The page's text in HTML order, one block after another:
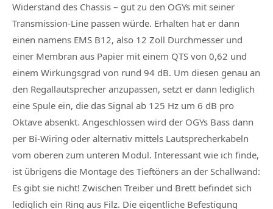
Widerstand des Chassis – gut zu den OGYs mit seiner
Transmission-Line passen würde. Erhalten hat er dann
einen namens EMS B12, also 12 Zoll Durchmesser und
einer Membran aus Papier mit einem QTS von 0,62 und
einem Wirkungsgrad von rund 94 dB. Um diesen genau an
den Regallautsprecher anzupassen, setzt er dann lediglich
eine Spule ein, die das Signal ab 125 Hz um 6 dB pro
Oktave absenkt. Angeschlossen wird der OGYs Bass dann
per Bi-Wiring oder alternativ mittels Lautsprecherkabeln
vom oberen zum unteren Modul. Interessant wie ich finde,
ist übrigens die Montage des Tieftöners an der Schallwand:
Es gibt sie nicht! Zwischen Treiber und Brett befindet sich
lediglich ein Ring aus Filz. Die eigentliche Befestigung